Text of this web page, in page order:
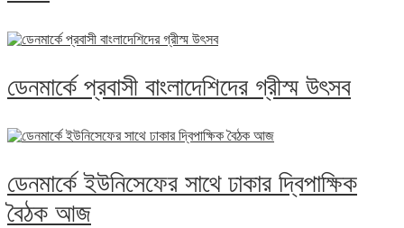
ডেনমার্কে প্রবাসী বাংলাদেশিদের গ্রীস্ম উৎসব
ডেনমার্কে ইউনিসেফের সাথে ঢাকার দ্বিপাক্ষিক
বৈঠক আজ